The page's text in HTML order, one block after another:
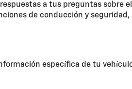
a tus preguntas sobre
de conducción y seguridad,
específica de tu